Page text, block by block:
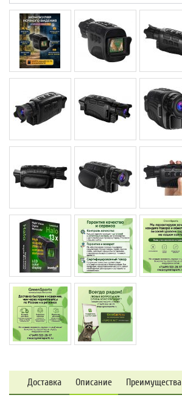
Доставка Описание Преимущества